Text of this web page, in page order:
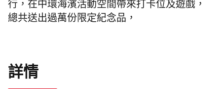
行，在中環海濱活動空間帶來打卡位及遊戲，
總共送出過萬份限定紀念品，
詳情